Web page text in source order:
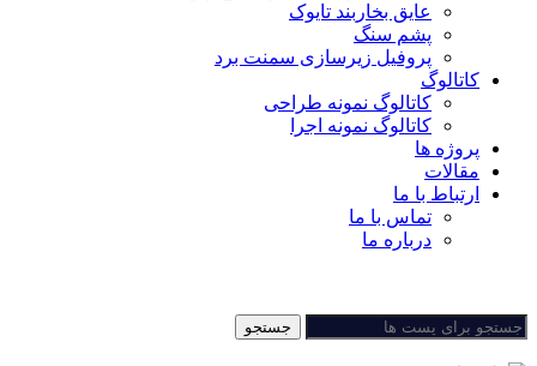
عایق بخاربند تایوک
پشم سنگ
پروفیل زیرسازی سمنت برد
کاتالوگ
کاتالوگ نمونه طراحی
کاتالوگ نمونه اجرا
پروژه ها
مقالات
ارتباط با ما
تماس با ما
درباره ما
جستجو